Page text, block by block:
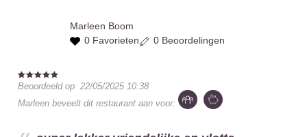
Marleen Boom
0 Favorieten
0 Beoordelingen
Beoordeeld op22/05/2025 10:38
Marleen beveelt dit restaurant aan voor: